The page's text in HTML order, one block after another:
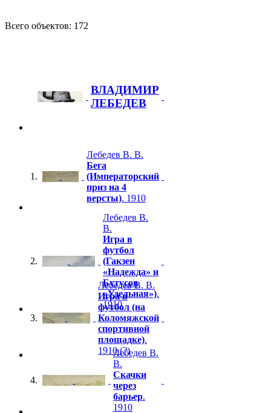
Всего объектов: 172
ВЛАДИМИР
ЛЕБЕДЕВ
1.
Лебедев В. В.
Бега
(Императорский
приз на 4
версты). 1910
2.
Лебедев В.
В.
Игра в
футбол
(Гакзен
«Надежда» и
Бутусов
«Удельная»).
1910
3.
Лебедев В. В.
Игра в
футбол (на
Коломяжской
спортивной
площадке).
1910 (?)
4.
Лебедев В.
В.
Скачки
через
барьер.
1910